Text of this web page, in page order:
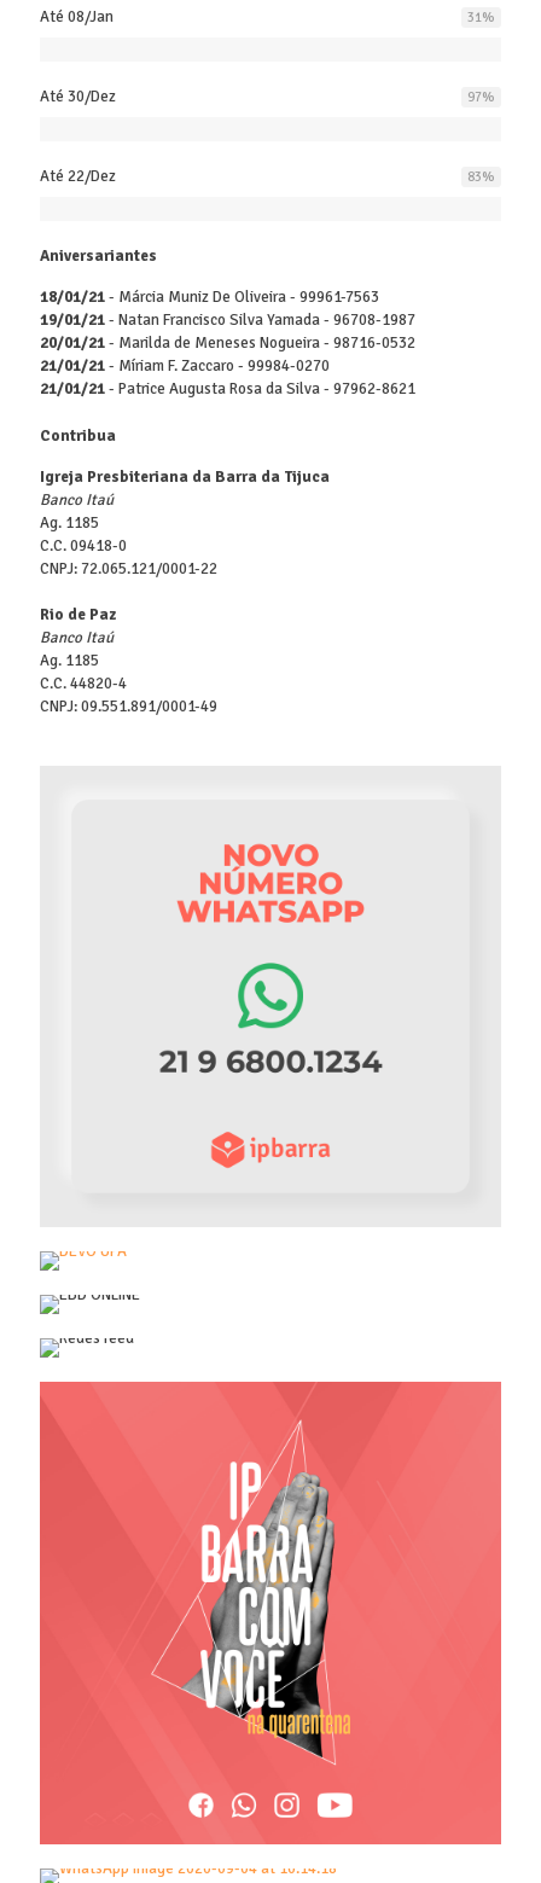
Até 08/Jan 31%
Até 30/Dez 97%
Até 22/Dez 83%
Aniversariantes
18/01/21- Márcia Muniz De Oliveira - 99961-7563
19/01/21- Natan Francisco Silva Yamada - 96708-1987
20/01/21- Marilda de Meneses Nogueira - 98716-0532
21/01/21- Míriam F. Zaccaro - 99984-0270
21/01/21- Patrice Augusta Rosa da Silva - 97962-8621
Contribua
Igreja Presbiteriana da Barra da Tijuca
Banco Itaú
Ag. 1185
C.C. 09418-0
CNPJ: 72.065.121/0001-22
Rio de Paz
Banco Itaú
Ag. 1185
C.C. 44820-4
CNPJ: 09.551.891/0001-49